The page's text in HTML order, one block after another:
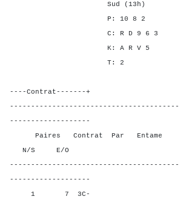
Sud (13h) |
P: 10 8 2 |
C: R D 9 6 3
K: A R V 5 |
T: 2 |
----Contrat-------+
-------------------
Paires Contrat Par
N/S E/O N/S
-------------------
1 7 3C-